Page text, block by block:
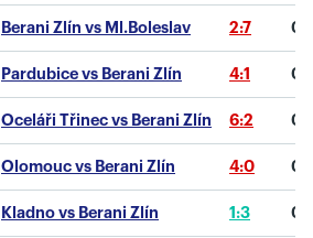
Berani Zlín vs Ml.Boleslav 2:7 0
Pardubice vs Berani Zlín 4:1 0
Oceláři Třinec vs Berani Zlín 6:2 0
Olomouc vs Berani Zlín 4:0 0
Kladno vs Berani Zlín 1:3 0